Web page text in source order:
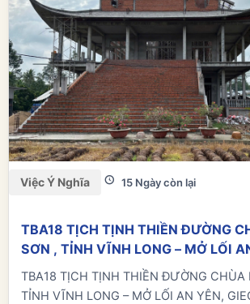
Việc Ý Nghĩa 15 Ngày còn lại
TBA18 TỊCH TỊNH THIỀN ĐƯỜNG
SƠN , TỈNH VĨNH LONG – MỞ LỐI
HẠT PHƯỚC BÁU
TBA18 TỊCH TỊNH THIỀN ĐƯỜNG CHÙA
TỈNH VĨNH LONG – MỞ LỐI AN YÊN,